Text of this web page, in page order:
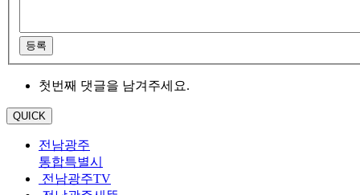
등록
첫번째 댓글을 남겨주세요.
QUICK
전남광주
통합특별시
전남광주TV